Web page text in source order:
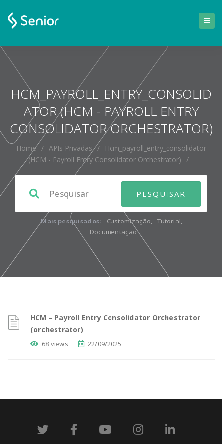
HCM_PAYROLL_ENTRY_CONSOLID
ATOR (HCM - PAYROLL ENTRY
CONSOLIDATOR ORCHESTRATOR)
Home / APIs Privadas /
Hcm_payroll_entry_consolidator
(HCM - Payroll Entry Consolidator Orchestrator) /
Mais pesquisados: Customização, Tutorial,
Documentação
HCM – Payroll Entry Consolidator Orchestrator
(orchestrator)
68 views 22/09/2025